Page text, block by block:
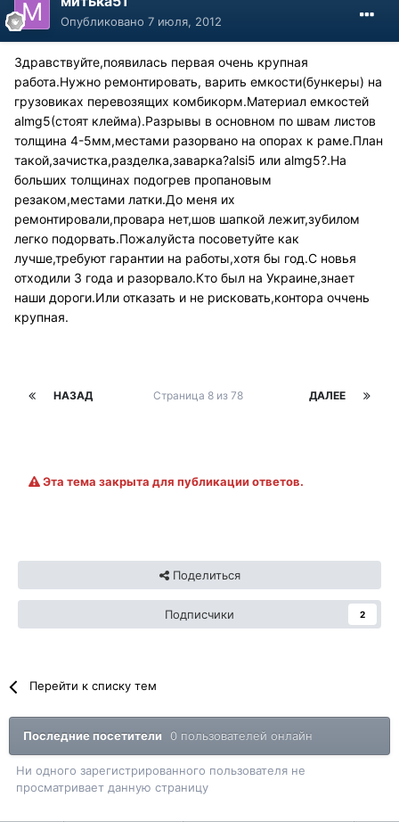
Опубликовано 7 июля, 2012
Здравствуйте,появилась первая очень крупная
работа.Нужно ремонтировать, варить емкости(бункеры) на
грузовиках перевозящих комбикорм.Материал емкостей
almg5(стоят клейма).Разрывы в основном по швам листов
толщина 4-5мм,местами разорвано на опорах к раме.План
такой,зачистка,разделка,заварка?alsi5 или almg5?.На
больших толщинах подогрев пропановым
резаком,местами латки.До меня их
ремонтировали,провара нет,шов шапкой лежит,зубилом
легко подорвать.Пожалуйста посоветуйте как
лучше,требуют гарантии на работы,хотя бы год.С новья
отходили 3 года и разорвало.Кто был на Украине,знает
наши дороги.Или отказать и не рисковать,контора оччень
крупная.
НАЗАД ДАЛЕЕ
Страница 8 из 78
Эта тема закрыта для публикации ответов.
Поделиться
Подписчики 2
Перейти к списку тем
Последние посетители 0 пользователей онлайн
Ни одного зарегистрированного пользователя не
просматривает данную страницу